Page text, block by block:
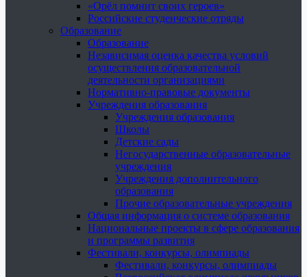
«Орёл помнит своих героев»
Российские студенческие отряды
Образование
Образование
Независимая оценка качества условий
осуществления образовательной
деятельности организациями
Нормативно-правовые документы
Учреждения образования
Учреждения образования
Школы
Детские сады
Негосударственные образовательные
учреждения
Учреждения дополнительного
образования
Прочие образовательные учреждения
Общая информация о системе образования
Национальные проекты в сфере образования
и программы развития
Фестивали, конкурсы, олимпиады
Фестивали, конкурсы, олимпиады